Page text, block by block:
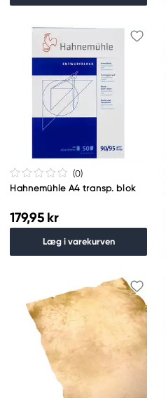
(0)
Hahnemühle A4 transp. blok
179,95 kr
Læg i varekurven